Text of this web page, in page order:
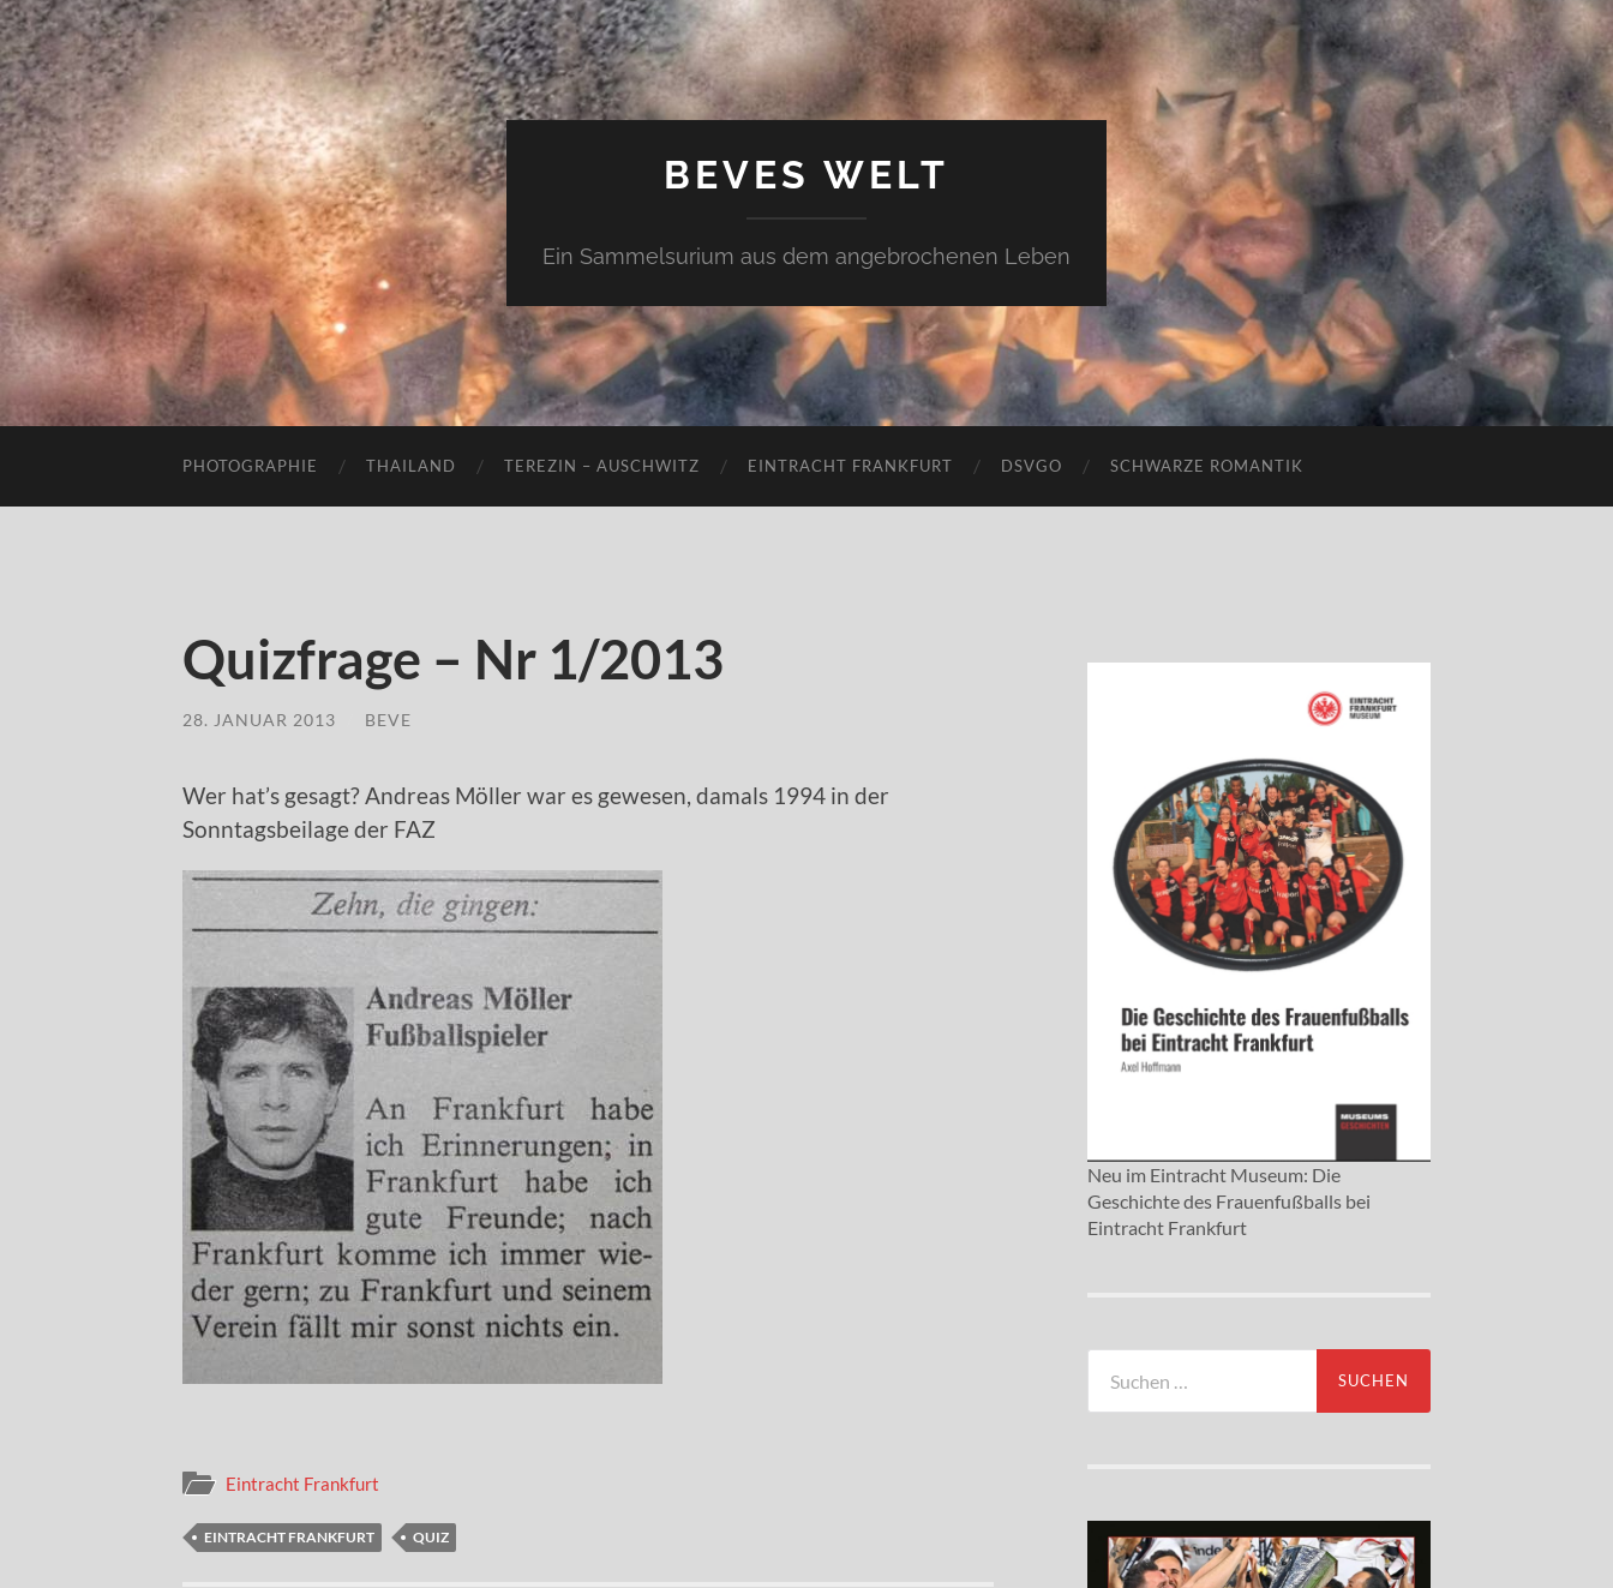
BEVES WELT
Ein Sammelsurium aus dem angebrochenen Leben
PHOTOGRAPHIE THAILAND TEREZIN – AUSCHWITZ EINTRACHT FRANKFURT DSVGO SCHWARZE ROMANTIK
Quizfrage – Nr 1/2013
28. JANUAR 2013 BEVE
Wer hat’s gesagt? Andreas Möller war es gewesen, damals 1994 in der
Sonntagsbeilage der FAZ
Eintracht Frankfurt
EINTRACHT FRANKFURT QUIZ
Neu im Eintracht Museum: Die
Geschichte des Frauenfußballs bei
Eintracht Frankfurt
nach: